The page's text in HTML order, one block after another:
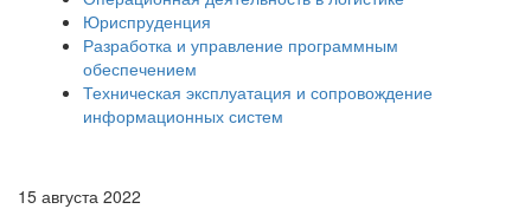
Юриспруденция
Разработка и управление программным
обеспечением
Техническая эксплуатация и сопровождение
информационных систем
15 августа 2022